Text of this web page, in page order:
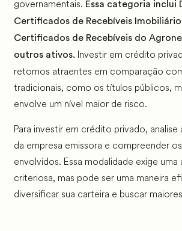
governamentais. Essa categoria inclui
Certificados de Recebíveis
Certificados de Recebíveis do
outros ativos. Investir em crédito
retornos atraentes em comparação
tradicionais, como os títulos públicos,
envolve um nível maior de risco.
Para investir em crédito privado, analise
da empresa emissora e compreender
envolvidos. Essa modalidade exige uma
criteriosa, mas pode ser uma maneira
diversificar sua carteira e buscar